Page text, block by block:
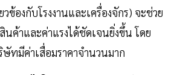
ข้องกับโรงงานและเครื่องจักร) จะช่วย
นค้าและค่าแรงได้ชัดเจนยิ่งขึ้น โดย
ทมีค่าเสื่อมราคาจำนวนมาก